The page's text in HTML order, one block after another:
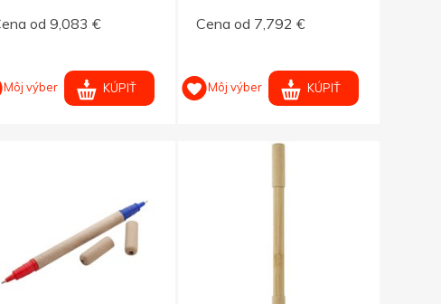
od 9,083 €
Môj výber KÚPIŤ
Cena od 7,792 €
Môj výber KÚPIŤ